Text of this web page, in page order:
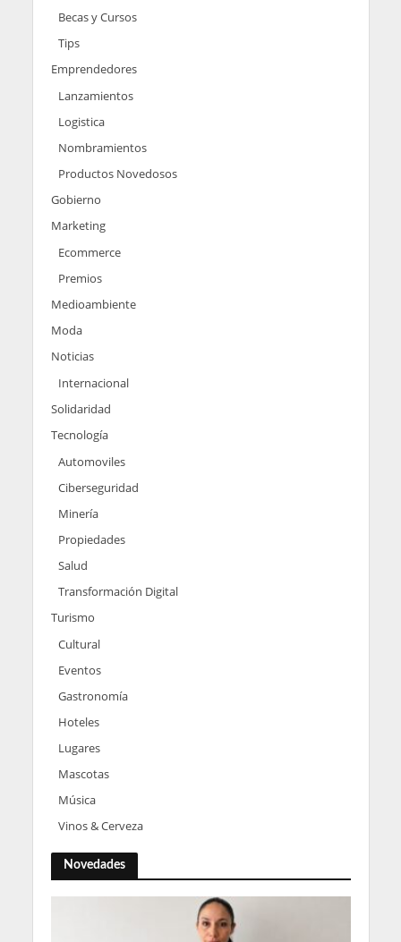
Becas y Cursos
Tips
Emprendedores
Lanzamientos
Logistica
Nombramientos
Productos Novedosos
Gobierno
Marketing
Ecommerce
Premios
Medioambiente
Moda
Noticias
Internacional
Solidaridad
Tecnología
Automoviles
Ciberseguridad
Minería
Propiedades
Salud
Transformación Digital
Turismo
Cultural
Eventos
Gastronomía
Hoteles
Lugares
Mascotas
Música
Vinos & Cerveza
Novedades